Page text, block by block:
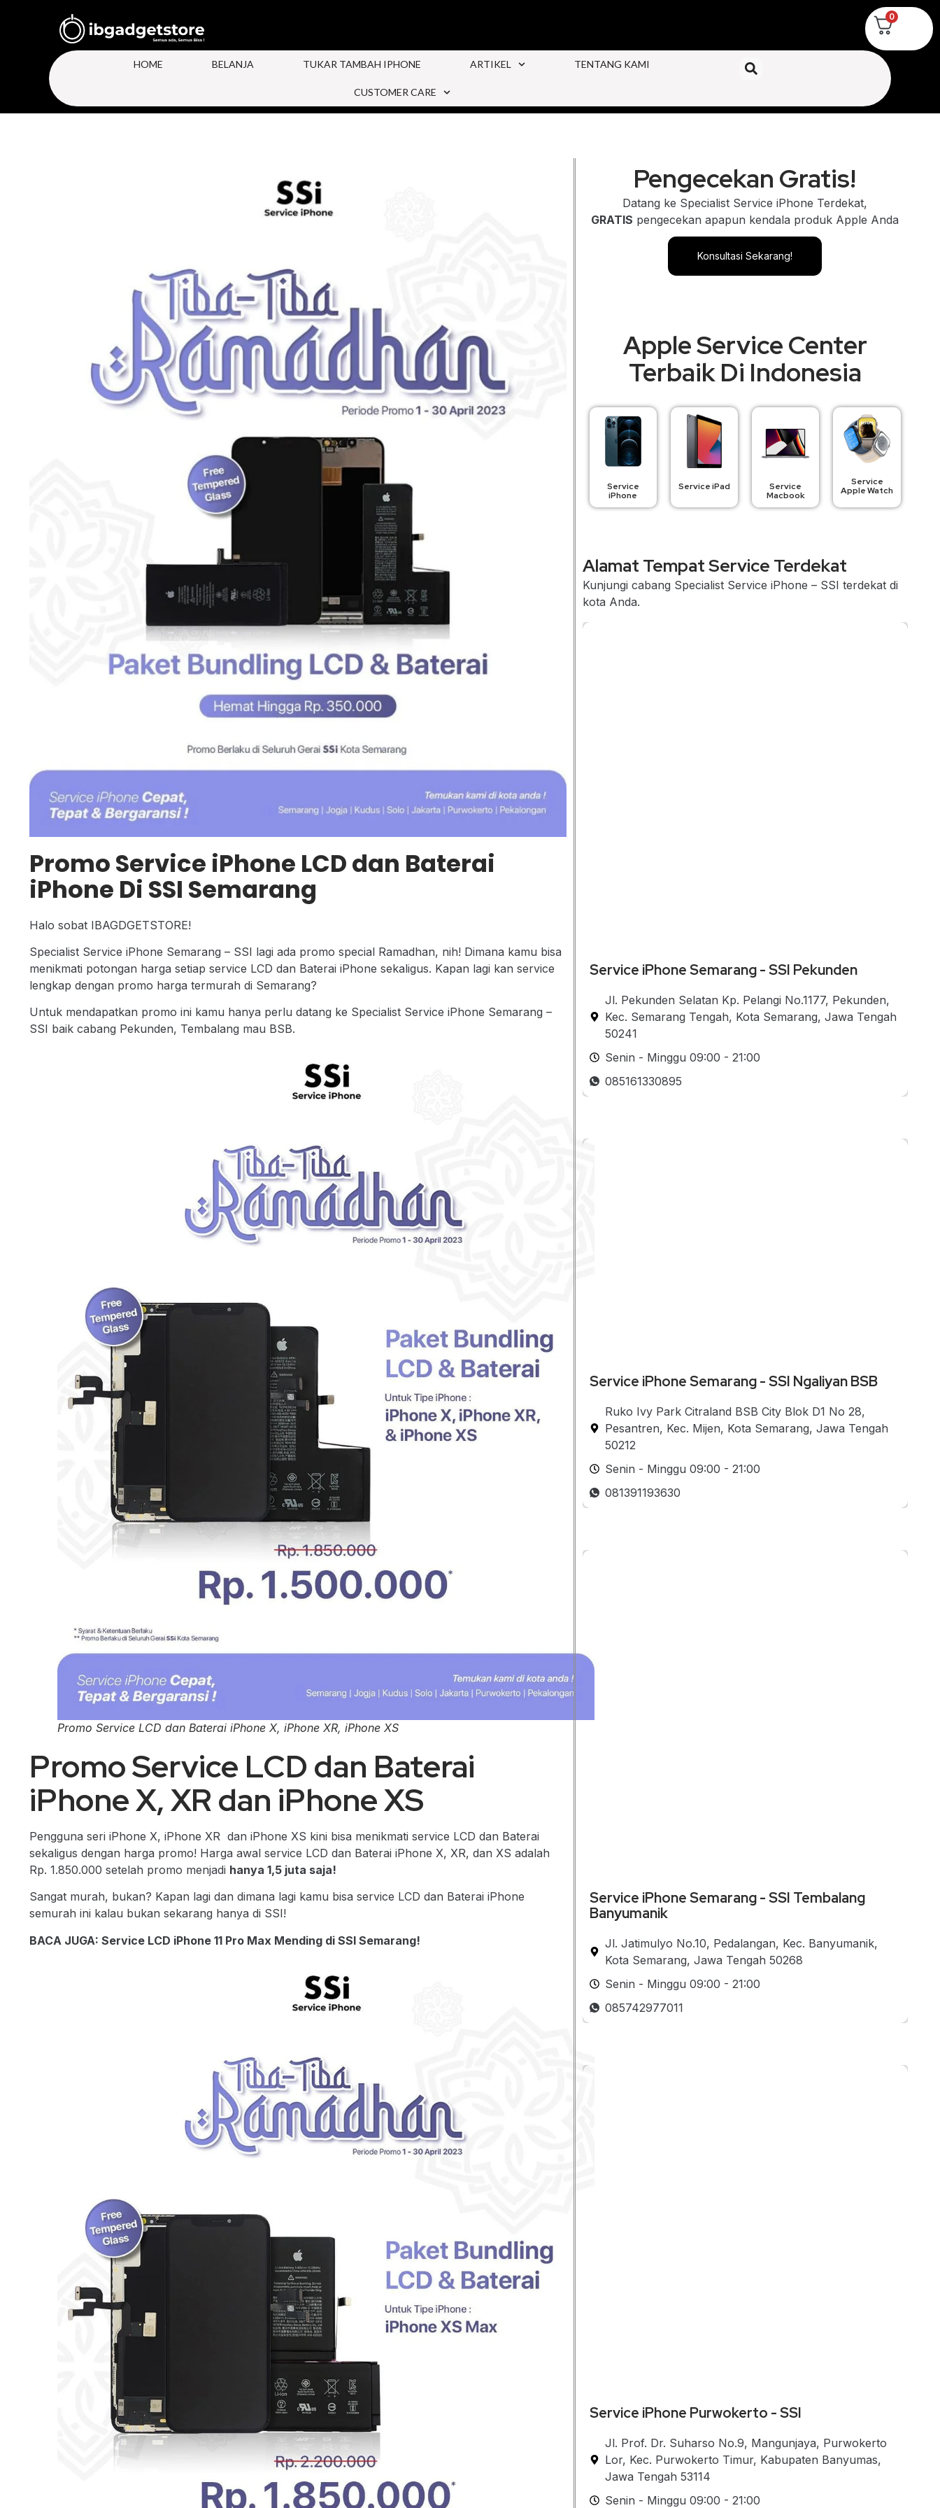
0
HOME BELANJA TUKAR TAMBAH IPHONE ARTIKEL TENTANG KAMI
CUSTOMER CARE
Promo Service iPhone LCD dan Baterai
iPhone Di SSI Semarang
Halo sobat IBAGDGETSTORE!
Specialist Service iPhone Semarang – SSI lagi ada promo special Ramadhan, nih! Dimana kamu bisa
menikmati potongan harga setiap service LCD dan Baterai iPhone sekaligus. Kapan lagi kan service
lengkap dengan promo harga termurah di Semarang?
Untuk mendapatkan promo ini kamu hanya perlu datang ke Specialist Service iPhone Semarang –
SSI baik cabang Pekunden, Tembalang mau BSB.
Promo Service LCD dan Baterai iPhone X, iPhone XR, iPhone XS
Promo Service LCD dan Baterai
iPhone X, XR dan iPhone XS
Pengguna seri iPhone X, iPhone XR dan iPhone XS kini bisa menikmati service LCD dan Baterai
sekaligus dengan harga promo! Harga awal service LCD dan Baterai iPhone X, XR, dan XS adalah
Rp. 1.850.000 setelah promo menjadi hanya 1,5 juta saja!
Sangat murah, bukan? Kapan lagi dan dimana lagi kamu bisa service LCD dan Baterai iPhone
semurah ini kalau bukan sekarang hanya di SSI!
BACA JUGA: Service LCD iPhone 11 Pro Max Mending di SSI Semarang!
Pengecekan Gratis!
Datang ke Specialist Service iPhone Terdekat,
GRATIS pengecekan apapun kendala produk Apple Anda
Konsultasi Sekarang!
Apple Service Center
Terbaik Di Indonesia
Service
iPhone
Service iPad
Service
Macbook
Service
Apple Watch
Alamat Tempat Service Terdekat
Kunjungi cabang Specialist Service iPhone – SSI terdekat di
kota Anda.
Service iPhone Semarang - SSI Pekunden
Jl. Pekunden Selatan Kp. Pelangi No.1177, Pekunden,
Kec. Semarang Tengah, Kota Semarang, Jawa Tengah
50241
Senin - Minggu 09:00 - 21:00
085161330895
Service iPhone Semarang - SSI Ngaliyan BSB
Ruko Ivy Park Citraland BSB City Blok D1 No 28,
Pesantren, Kec. Mijen, Kota Semarang, Jawa Tengah
50212
Senin - Minggu 09:00 - 21:00
081391193630
Service iPhone Semarang - SSI Tembalang
Banyumanik
Jl. Jatimulyo No.10, Pedalangan, Kec. Banyumanik,
Kota Semarang, Jawa Tengah 50268
Senin - Minggu 09:00 - 21:00
085742977011
Service iPhone Purwokerto - SSI
Jl. Prof. Dr. Suharso No.9, Mangunjaya, Purwokerto
Lor, Kec. Purwokerto Timur, Kabupaten Banyumas,
Jawa Tengah 53114
Senin - Minggu 09:00 - 21:00